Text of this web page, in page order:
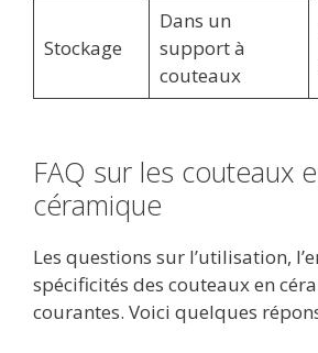
Stockage
Dans un
support à
couteaux
FAQ sur les couteaux
céramique
Les questions sur l’utilisation,
spécificités des couteaux en
courantes. Voici quelques